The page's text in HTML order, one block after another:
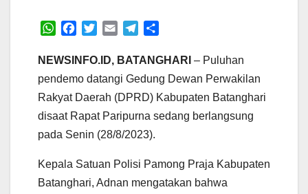
W
a
A
p
p
c
o
o
k
i
e
r
a
l
l
r
a
m
a
e
NEWSINFO.ID, BATANGHARI – Puluhan
pendemo datangi Gedung Dewan Perwakilan
Rakyat Daerah (DPRD) Kabupaten Batanghari
disaat Rapat Paripurna sedang berlangsung
pada Senin (28/8/2023).
Kepala Satuan Polisi Pamong Praja Kabupaten
Batanghari, Adnan mengatakan bahwa